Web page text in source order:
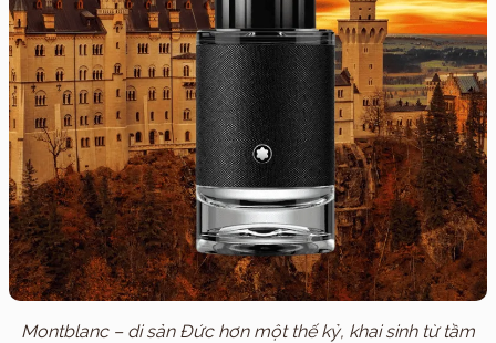
Montblanc – di sản Đức hơn một thế kỷ, khai sinh từ tầm